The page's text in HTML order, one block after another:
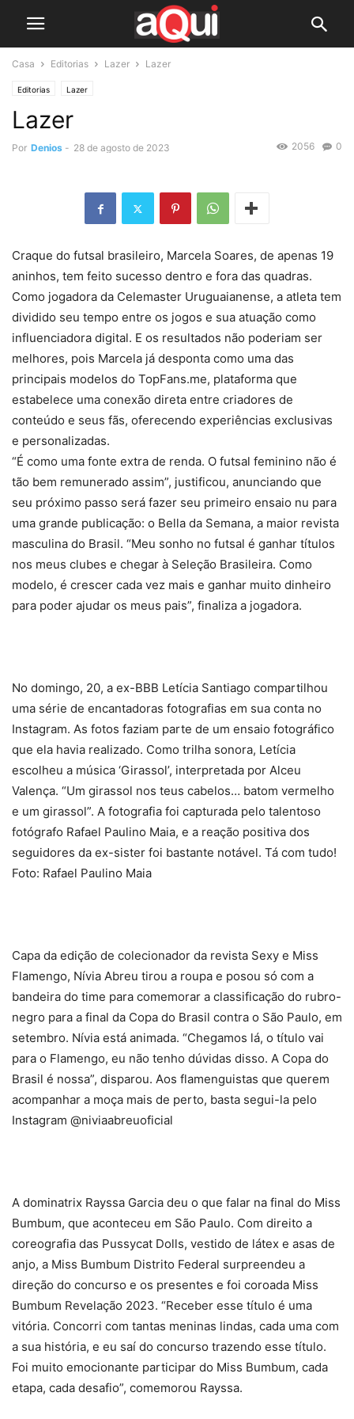
Casa Editorias Lazer Lazer
Editorias Lazer
Lazer
Por Denios - 28 de agosto de 2023 0
2056
Craque do futsal brasileiro, Marcela Soares, de apenas 19
aninhos, tem feito sucesso dentro e fora das quadras.
Como jogadora da Celemaster Uruguaianense, a atleta tem
dividido seu tempo entre os jogos e sua atuação como
influenciadora digital. E os resultados não poderiam ser
melhores, pois Marcela já desponta como uma das
principais modelos do TopFans.me, plataforma que
estabelece uma conexão direta entre criadores de
conteúdo e seus fãs, oferecendo experiências exclusivas
e personalizadas.
“É como uma fonte extra de renda. O futsal feminino não é
tão bem remunerado assim”, justificou, anunciando que
seu próximo passo será fazer seu primeiro ensaio nu para
uma grande publicação: o Bella da Semana, a maior revista
masculina do Brasil. “Meu sonho no futsal é ganhar títulos
nos meus clubes e chegar à Seleção Brasileira. Como
modelo, é crescer cada vez mais e ganhar muito dinheiro
para poder ajudar os meus pais”, finaliza a jogadora.
No domingo, 20, a ex-BBB Letícia Santiago compartilhou
uma série de encantadoras fotografias em sua conta no
Instagram. As fotos faziam parte de um ensaio fotográfico
que ela havia realizado. Como trilha sonora, Letícia
escolheu a música ‘Girassol’, interpretada por Alceu
Valença. “Um girassol nos teus cabelos… batom vermelho
e um girassol”. A fotografia foi capturada pelo talentoso
fotógrafo Rafael Paulino Maia, e a reação positiva dos
seguidores da ex-sister foi bastante notável. Tá com tudo!
Foto: Rafael Paulino Maia
Capa da edição de colecionador da revista Sexy e Miss
Flamengo, Nívia Abreu tirou a roupa e posou só com a
bandeira do time para comemorar a classificação do rubro-
negro para a final da Copa do Brasil contra o São Paulo, em
setembro. Nívia está animada. “Chegamos lá, o título vai
para o Flamengo, eu não tenho dúvidas disso. A Copa do
Brasil é nossa”, disparou. Aos flamenguistas que querem
acompanhar a moça mais de perto, basta segui-la pelo
Instagram @niviaabreuoficial
A dominatrix Rayssa Garcia deu o que falar na final do Miss
Bumbum, que aconteceu em São Paulo. Com direito a
coreografia das Pussycat Dolls, vestido de látex e asas de
anjo, a Miss Bumbum Distrito Federal surpreendeu a
direção do concurso e os presentes e foi coroada Miss
Bumbum Revelação 2023. “Receber esse título é uma
vitória. Concorri com tantas meninas lindas, cada uma com
a sua história, e eu saí do concurso trazendo esse título.
Foi muito emocionante participar do Miss Bumbum, cada
etapa, cada desafio”, comemorou Rayssa.